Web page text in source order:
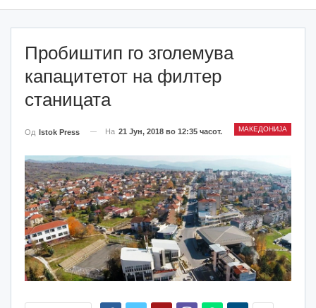
Пробиштип го зголемува
капацитетот на филтер
станицата
МАКЕДОНИЈА
Од Istok Press На 21 Јун, 2018 во 12:35 часот.